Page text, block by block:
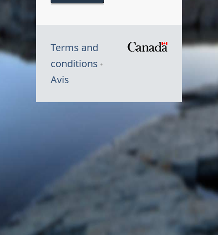
Terms and
conditions
Avis
du